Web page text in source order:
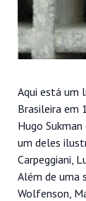
Aqui está um
Brasileira em
Hugo
um deles
Carpeggiani,
Além de uma
Wolfenson,